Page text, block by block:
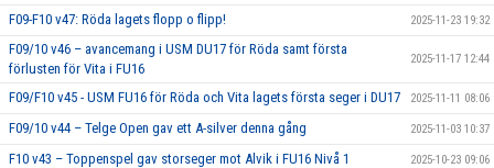
F09-F10 v47: Röda lagets flopp o flipp! 2025-11-23 19:32
F09/10 v46 – avancemang i USM DU17 för Röda samt första
förlusten för Vita i FU16
2025-11-17 12:44
F09/F10 v45 - USM FU16 för Röda och Vita lagets första seger i DU17 2025-11-11 08:06
F09/10 v44 – Telge Open gav ett A-silver denna gång 2025-11-03 10:37
F10 v43 – Toppenspel gav storseger mot Alvik i FU16 Nivå 1 2025-10-23 09:06